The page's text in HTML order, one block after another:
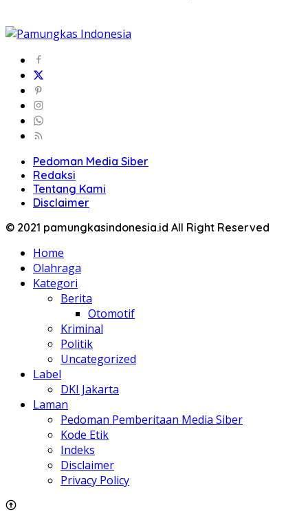
Pedoman Media Siber
Redaksi
Tentang Kami
Disclaimer
© 2021 pamungkasindonesia.id All Right Reserved
Home
Olahraga
Kategori
Berita
Otomotif
Kriminal
Politik
Uncategorized
Label
DKI Jakarta
Laman
Pedoman Pemberitaan Media Siber
Kode Etik
Indeks
Disclaimer
Privacy Policy